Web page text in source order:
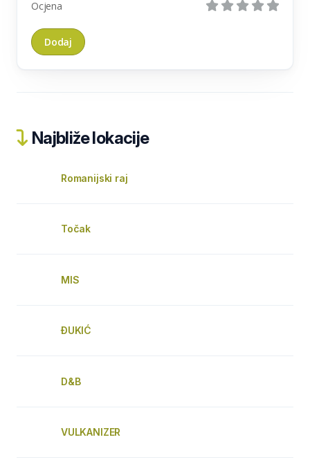
Ocjena
Najbliže lokacije
Romanijski raj
Točak
MIS
ĐUKIĆ
D&B
VULKANIZER